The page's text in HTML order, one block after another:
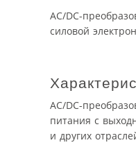
AC/DC-
силовой
AC/DC-
питания с
и других